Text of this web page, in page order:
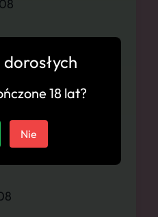
18 lat?
Nie